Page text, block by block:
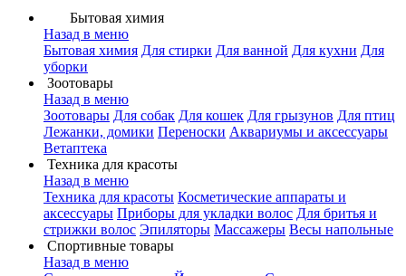
Бытовая химия
Назад в меню
Бытовая химия Для стирки Для ванной Для кухни Для
уборки
Зоотовары
Назад в меню
Зоотовары Для собак Для кошек Для грызунов Для птиц
Лежанки, домики Переноски Аквариумы и аксессуары
Ветаптека
Техника для красоты
Назад в меню
Техника для красоты Косметические аппараты и
аксессуары Приборы для укладки волос Для бритья и
стрижки волос Эпиляторы Массажеры Весы напольные
Спортивные товары
Назад в меню